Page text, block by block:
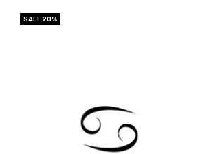
SALE 20%